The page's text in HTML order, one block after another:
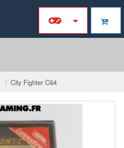
City Fighter C64